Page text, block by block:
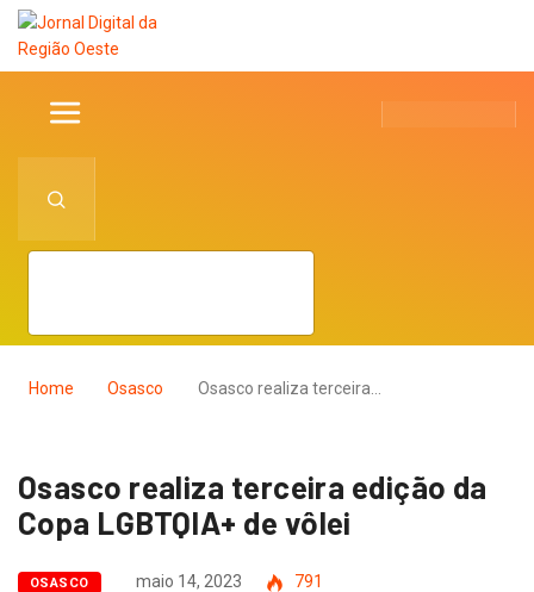
Home Osasco Osasco realiza terceira…
Osasco realiza terceira edição da
Copa LGBTQIA+ de vôlei
OSASCO maio 14, 2023 791